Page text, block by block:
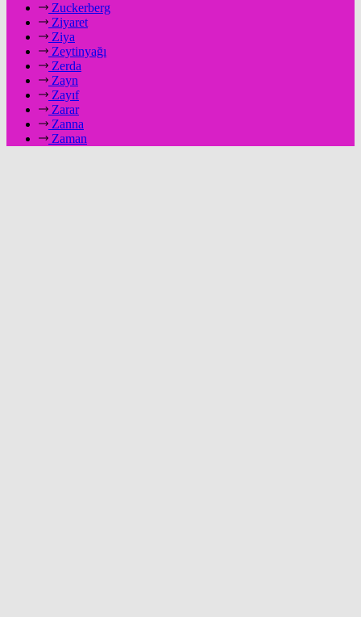
Zuckerberg
Ziyaret
Ziya
Zeytinyağı
Zerda
Zayn
Zayıf
Zarar
Zanna
Zaman